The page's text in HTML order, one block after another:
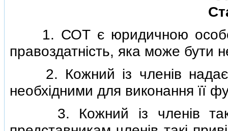
1. СОТ є юридичною
правоздатнiсть, яка може бути
2. Кожний iз членiв надає
необхiдними для виконання її
3. Кожний iз членiв